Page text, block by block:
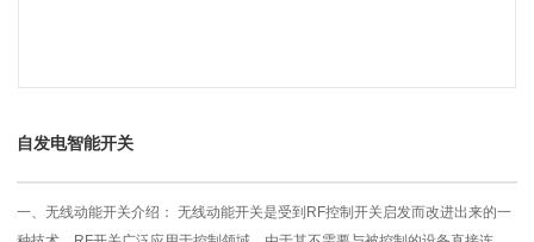
自发电智能开关
一、无线动能开关介绍： 无线动能开关是受到RF控制开关启发而改进出来的一